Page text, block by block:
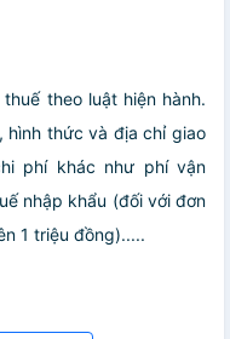
theo luật hiện hành.
hình thức và địa chỉ giao
phí khác như phí vận
nhập khẩu (đối với đơn
1 triệu đồng).....